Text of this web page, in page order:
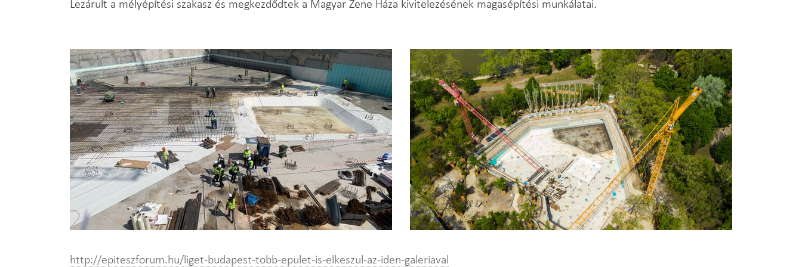
Lezárult a mélyépítési szakasz és megkezdődtek a Magyar Zene Háza kivitelezésének magasépítési munkálatai.
http://epiteszforum.hu/liget-budapest-tobb-epulet-is-elkeszul-az-iden-galeriaval